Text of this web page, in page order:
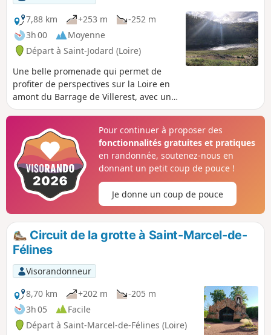
7,88 km
+253 m
-252 m
3h 00
Moyenne
Départ à Saint-Jodard (Loire)
Une belle promenade qui permet de
profiter de perspectives sur la Loire en
amont du Barrage de Villerest, avec un
aperçu du Château de la Roche. Elle ne
mais se déroule pour la moitié sur de la
route, tout particulièrement entre Pinay,
Saint-Jodard et le retour à la Vourdiat.
Les bords de Loire offrent par endroits
des points favorables au pique-nique, et
au calme (merci donc de respecter les
pêcheurs qui profitent aussi du même
cadre).
Pour continuer à proposer des
fonctionnalités gratuites et pratiques
en randonnée, soutenez-nous en
donnant un petit coup de pouce !
Je donne un coup de pouce
Circuit de la grotte à Saint-Marcel-de-
Félines
Visorandonneur
8,70 km
+202 m
-205 m
3h 05
Facile
Départ à Saint-Marcel-de-Félines (Loire)